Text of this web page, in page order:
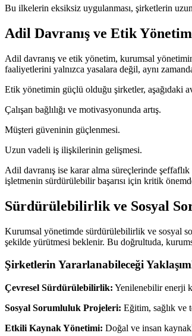
Bu ilkelerin eksiksiz uygulanması, şirketlerin
Adil Davranış ve Etik Yönetim
Adil davranış ve etik yönetim, kurumsal
faaliyetlerini yalnızca yasalara değil, aynı
Etik yönetimin güçlü olduğu şirketler, aşağıdaki
Çalışan bağlılığı ve motivasyonunda artış.
Müşteri güveninin güçlenmesi.
Uzun vadeli iş ilişkilerinin gelişmesi.
Adil davranış ise karar alma süreçlerinde
işletmenin sürdürülebilir başarısı için kritik
Sürdürülebilirlik ve Sosyal
Kurumsal yönetimde sürdürülebilirlik ve sosyal
şekilde yürütmesi beklenir. Bu doğrultuda,
Şirketlerin Yararlanabileceği
Çevresel Sürdürülebilirlik: Yenilenebilir enerji
Sosyal Sorumluluk Projeleri: Eğitim, sağlık ve
Etkili Kaynak Yönetimi: Doğal ve insan